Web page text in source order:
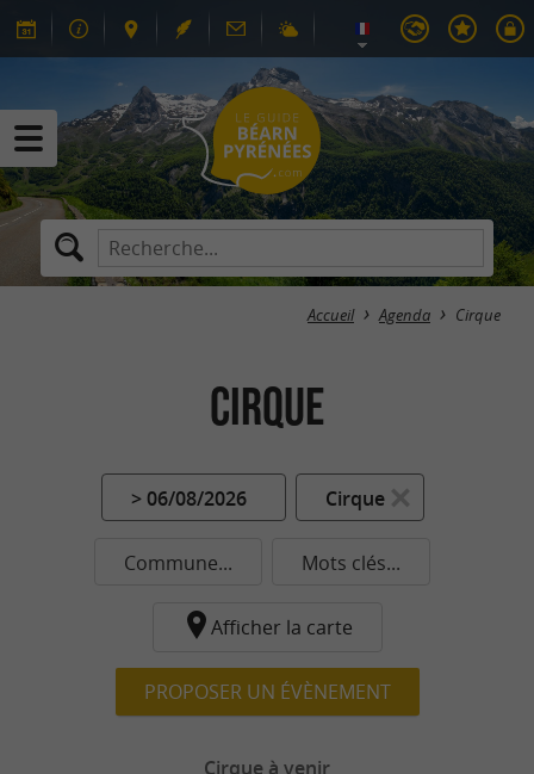
Accueil Agenda Cirque
Cirque
> 06/08/2026 Cirque
Commune... Mots clés...
Afficher la carte
PROPOSER UN ÉVÈNEMENT
Cirque à venir